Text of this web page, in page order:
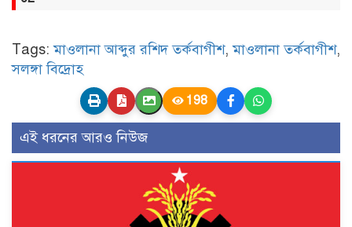
Tags:মাওলানা আব্দুর রশিদ তর্কবাগীশ,মাওলানা তর্কবাগীশ,
সলঙ্গা বিদ্রোহ
198
এই ধরনের আরও নিউজ